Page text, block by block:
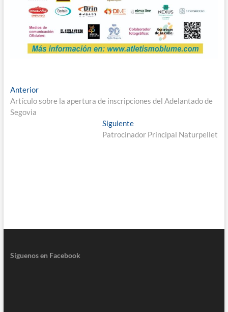
Navegación
de
AnteriorEntrada
anterior:
Artículo sobre la apertura de inscripciones del Adelantado de
Segovia
SiguienteEntrada
siguiente:
Patrocinador Principal Naturpellet
Síguenos en Facebook